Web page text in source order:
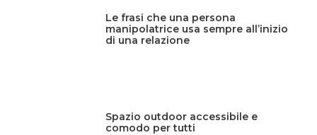
Le frasi che una persona
manipolatrice usa sempre all’inizio
di una relazione
Spazio outdoor accessibile e
comodo per tutti